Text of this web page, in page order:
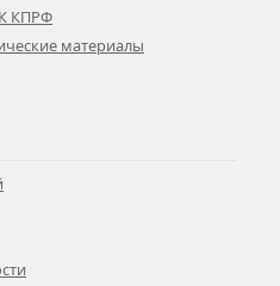
КПРФ
материалы